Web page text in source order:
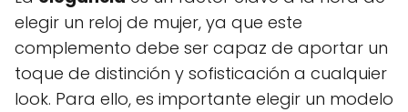
elegir un reloj de mujer, ya que este
complemento debe ser capaz de aportar un
toque de distinción y sofisticación a cualquier
look. Para ello, es importante elegir un modelo